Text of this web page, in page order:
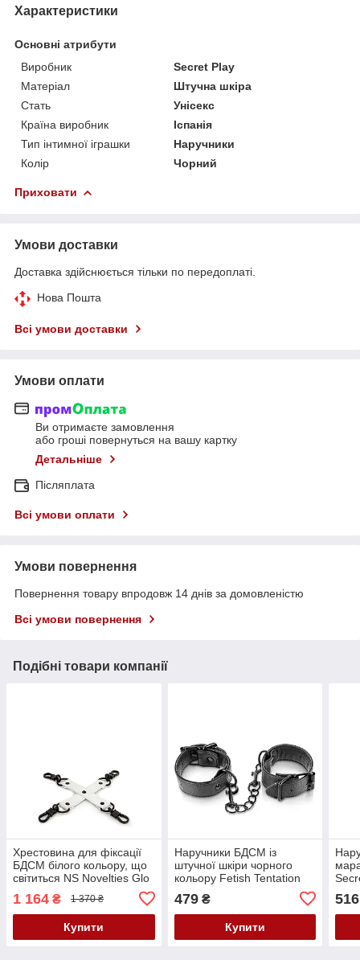
Характеристики
Основні атрибути
Виробник
Secret Play
Матеріал
Штучна шкіра
Стать
Унісекс
Країна виробник
Іспанія
Тип інтимної іграшки
Наручники
Колір
Чорний
Приховати
Умови доставки
Доставка здійснюється тільки по передоплаті.
Нова Пошта
Всі умови доставки
Умови оплати
Ви отримаєте замовлення
або гроші повернуться на вашу картку
Детальніше
Післяплата
Всі умови оплати
Умови повернення
Повернення товару впродовж 14 днів за домовленістю
Всі умови повернення
Подібні товари компанії
Хрестовина для фіксації
БДСМ білого кольору, що
світиться NS Novelties Glo
1 164 ₴ 1 370 ₴
Купити
Наручники БДСМ із
штучної шкіри чорного
кольору Fetish Tentation
Adjustable Handcuffs Кайф
479₴
Купити
516